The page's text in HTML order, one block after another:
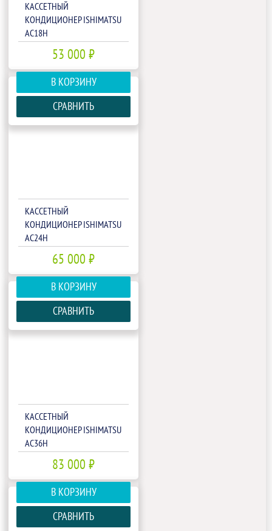
КАССЕТНЫЙ
КОНДИЦИОНЕР ISHIMATSU
AC18H
53 000 ₽
В КОРЗИНУ
СРАВНИТЬ
КАССЕТНЫЙ
КОНДИЦИОНЕР ISHIMATSU
AC24H
65 000 ₽
В КОРЗИНУ
СРАВНИТЬ
КАССЕТНЫЙ
КОНДИЦИОНЕР ISHIMATSU
AC36H
83 000 ₽
В КОРЗИНУ
СРАВНИТЬ